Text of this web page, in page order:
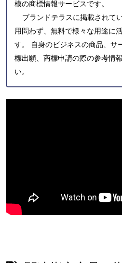
模の商標情報サービスです。
ブランドテラスに掲載されて
用問わず、無料で様々な用途に
す。 自身のビジネスの商品、サ
標出願、商標申請の際の参考情
い。